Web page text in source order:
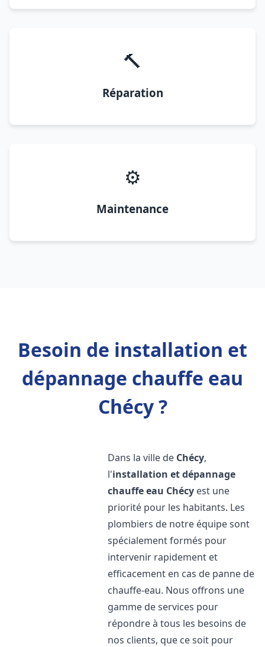
🔨
Réparation
⚙️
Maintenance
Besoin de installation et
dépannage chauffe eau
Chécy ?
Dans la ville de Chécy,
l'installation et dépannage
chauffe eau Chécy est une
priorité pour les habitants. Les
plombiers de notre équipe sont
spécialement formés pour
intervenir rapidement et
efficacement en cas de panne de
chauffe-eau. Nous offrons une
gamme de services pour
répondre à tous les besoins de
nos clients, que ce soit pour